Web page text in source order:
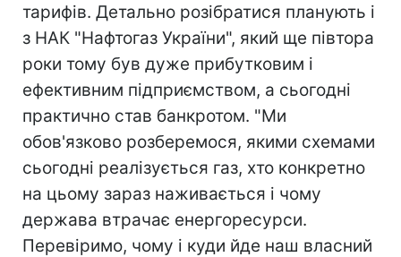
тарифів. Детально розібратися планують і
з НАК "Нафтогаз України", який ще півтора
роки тому був дуже прибутковим і
ефективним підприємством, а сьогодні
практично став банкротом. "Ми
обов'язково розберемося, якими схемами
сьогодні реалізується газ, хто конкретно
на цьому зараз наживається і чому
держава втрачає енергоресурси.
Перевіримо, чому і куди йде наш власний